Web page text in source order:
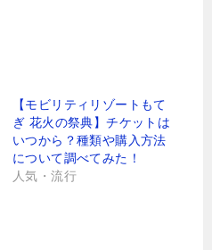
【モビリティリゾートもて
ぎ 花火の祭典】チケットは
いつから？種類や購入方法
について調べてみた！
人気・流行